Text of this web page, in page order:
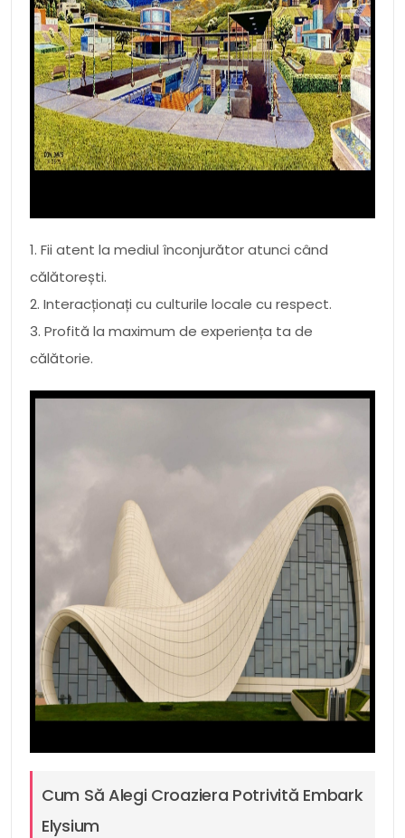
1. Fii atent la mediul înconjurător atunci când
călătorești.
2. Interacționați cu culturile locale cu respect.
3. Profită la maximum de experiența ta de
călătorie.
Cum Să Alegi Croaziera Potrivită Embark
Elysium